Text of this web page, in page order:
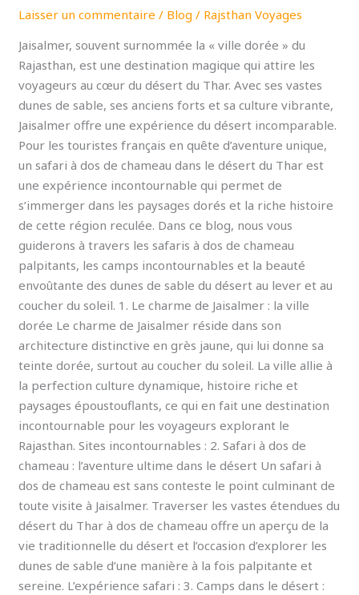
Laisser un commentaire / Blog / Rajsthan Voyages
Jaisalmer, souvent surnommée la « ville dorée » du
Rajasthan, est une destination magique qui attire les
voyageurs au cœur du désert du Thar. Avec ses vastes
dunes de sable, ses anciens forts et sa culture vibrante,
Jaisalmer offre une expérience du désert incomparable.
Pour les touristes français en quête d’aventure unique,
un safari à dos de chameau dans le désert du Thar est
une expérience incontournable qui permet de
s’immerger dans les paysages dorés et la riche histoire
de cette région reculée. Dans ce blog, nous vous
guiderons à travers les safaris à dos de chameau
palpitants, les camps incontournables et la beauté
envoûtante des dunes de sable du désert au lever et au
coucher du soleil. 1. Le charme de Jaisalmer : la ville
dorée Le charme de Jaisalmer réside dans son
architecture distinctive en grès jaune, qui lui donne sa
teinte dorée, surtout au coucher du soleil. La ville allie à
la perfection culture dynamique, histoire riche et
paysages époustouflants, ce qui en fait une destination
incontournable pour les voyageurs explorant le
Rajasthan. Sites incontournables : 2. Safari à dos de
chameau : l’aventure ultime dans le désert Un safari à
dos de chameau est sans conteste le point culminant de
toute visite à Jaisalmer. Traverser les vastes étendues du
désert du Thar à dos de chameau offre un aperçu de la
vie traditionnelle du désert et l’occasion d’explorer les
dunes de sable d’une manière à la fois palpitante et
sereine. L’expérience safari : 3. Camps dans le désert :